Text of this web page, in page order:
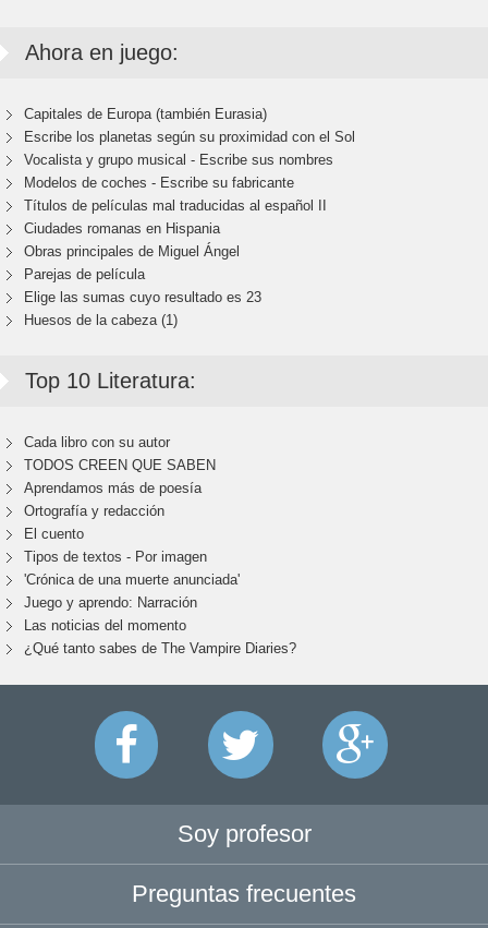
Ahora en juego:
Capitales de Europa (también Eurasia)
Escribe los planetas según su proximidad con el Sol
Vocalista y grupo musical - Escribe sus nombres
Modelos de coches - Escribe su fabricante
Títulos de películas mal traducidas al español II
Ciudades romanas en Hispania
Obras principales de Miguel Ángel
Parejas de película
Elige las sumas cuyo resultado es 23
Huesos de la cabeza (1)
Top 10 Literatura:
Cada libro con su autor
TODOS CREEN QUE SABEN
Aprendamos más de poesía
Ortografía y redacción
El cuento
Tipos de textos - Por imagen
'Crónica de una muerte anunciada'
Juego y aprendo: Narración
Las noticias del momento
¿Qué tanto sabes de The Vampire Diaries?
Soy profesor
Preguntas frecuentes